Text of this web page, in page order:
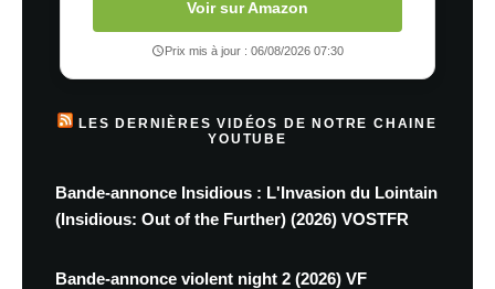
Voir sur Amazon
Prix mis à jour : 06/08/2026 07:30
LES DERNIÈRES VIDÉOS DE NOTRE CHAINE
YOUTUBE
Bande-annonce Insidious : L'Invasion du Lointain
(Insidious: Out of the Further) (2026) VOSTFR
Bande-annonce violent night 2 (2026) VF